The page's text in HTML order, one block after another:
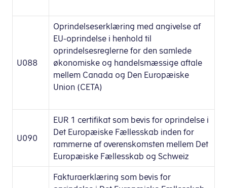
U088
Oprindelseserklæring med angivelse af
EU-oprindelse i henhold til
oprindelsesreglerne for den samlede
økonomiske og handelsmæssige aftale
mellem Canada og Den Europæiske
Union (CETA)
U090
EUR 1 certifikat som bevis for oprindelse i
Det Europæiske Fællesskab inden for
rammerne af overenskomsten mellem Det
Europæiske Fællesskab og Schweiz
Fakturaerklæring som bevis for